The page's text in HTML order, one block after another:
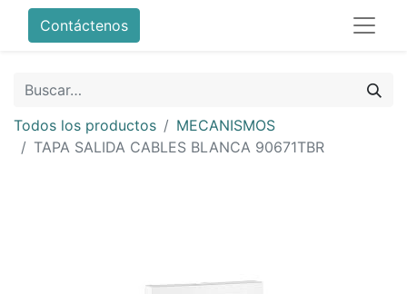
Contáctenos
Todos los productos
MECANISMOS
TAPA SALIDA CABLES BLANCA 90671TBR